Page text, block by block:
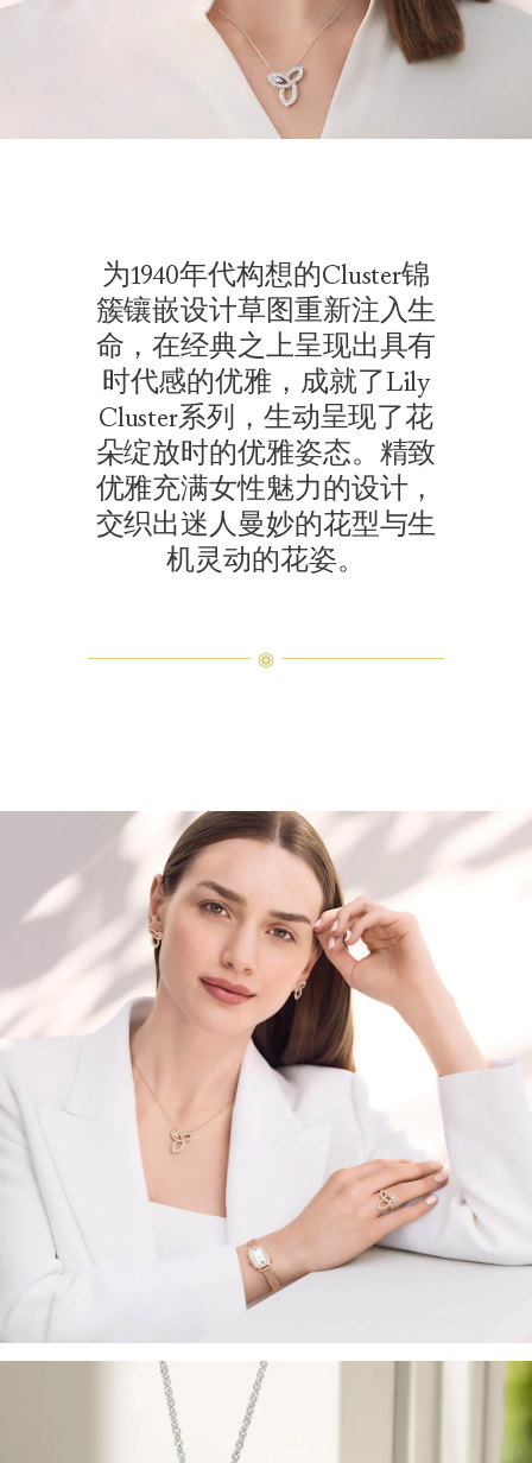
为1940年代构想的Cluster锦
簇镶嵌设计草图重新注入生
命，在经典之上呈现出具有
时代感的优雅，成就了Lily
Cluster系列，生动呈现了花
朵绽放时的优雅姿态。精致
优雅充满女性魅力的设计，
交织出迷人曼妙的花型与生
机灵动的花姿。